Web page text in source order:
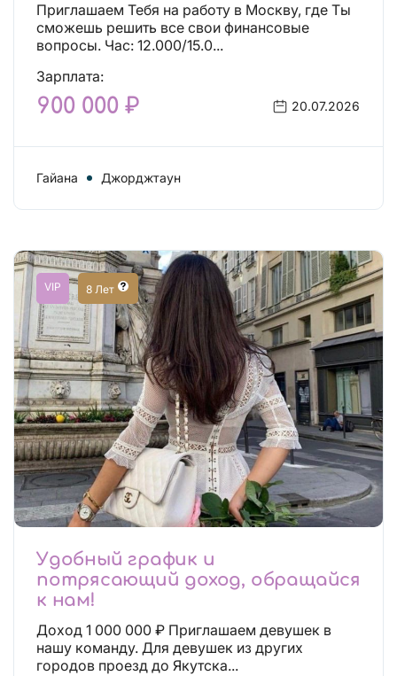
Приглашаем Тебя на работу в Москву, где Ты
сможешь решить все свои финансовые
вопросы. Час: 12.000/15.0...
Зарплата:
900 000 ₽ 20.07.2026
Гайана Джорджтаун
VIP 8 Лет
Удобный график и
потрясающий доход, обращайся
к нам!
Доход 1 000 000 ₽ Приглашаем девушек в
нашу команду. Для девушек из других
городов проезд до Якутска...